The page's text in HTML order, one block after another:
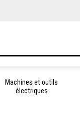
Machines et outils
électriques